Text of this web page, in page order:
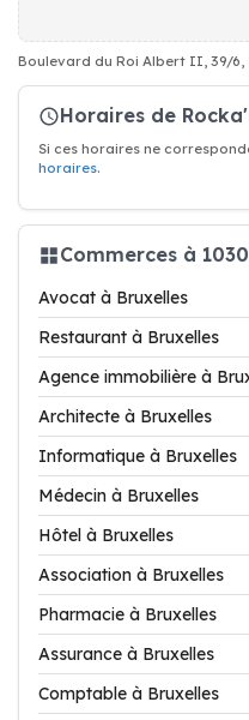
Boulevard du Roi Albert II, 39/6,
Horaires de
Si ces horaires ne
horaires.
Commerces à
Avocat à Bruxelles
Restaurant à Bruxelles
Agence immobilière à
Architecte à Bruxelles
Informatique à Bruxelles
Médecin à Bruxelles
Hôtel à Bruxelles
Association à Bruxelles
Pharmacie à Bruxelles
Assurance à Bruxelles
Comptable à Bruxelles